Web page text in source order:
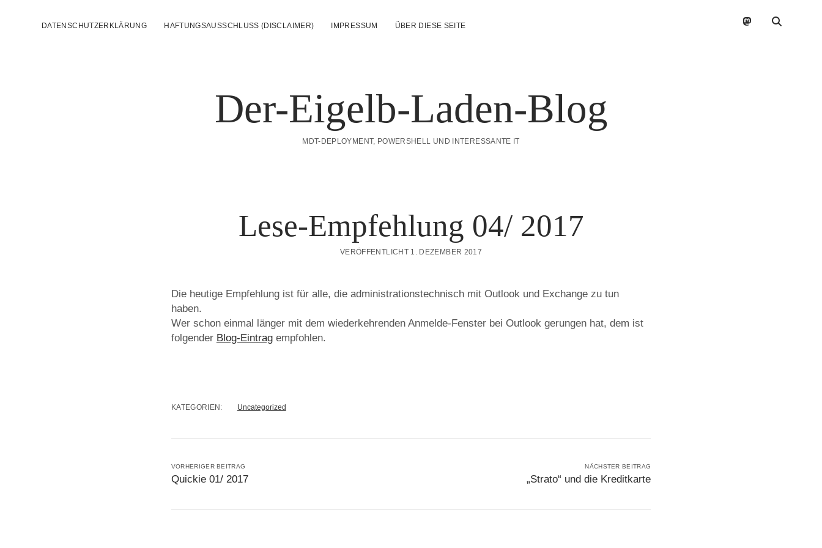
DATENSCHUTZERKLÄRUNG HAFTUNGSAUSSCHLUSS (DISCLAIMER) IMPRESSUM ÜBER DIESE SEITE mastodon
Der-Eigelb-Laden-Blog
MDT-DEPLOYMENT, POWERSHELL UND INTERESSANTE IT
Lese-Empfehlung 04/ 2017
VERÖFFENTLICHT 1. DEZEMBER 2017
Die heutige Empfehlung ist für alle, die administrationstechnisch mit Outlook und Exchange zu tun
haben.
Wer schon einmal länger mit dem wiederkehrenden Anmelde-Fenster bei Outlook gerungen hat, dem ist
folgender Blog-Eintragempfohlen.
KATEGORIEN: Uncategorized
VORHERIGER BEITRAG
Quickie 01/ 2017
NÄCHSTER BEITRAG
„Strato“ und die Kreditkarte